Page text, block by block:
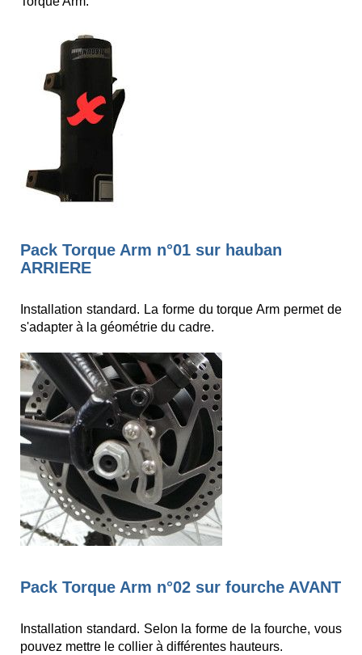
Pack Torque Arm n°01 sur hauban
ARRIERE
Installation standard. La forme du torque Arm permet de
s'adapter à la géométrie du cadre.
Pack Torque Arm n°02 sur fourche AVANT
Installation standard. Selon la forme de la fourche, vous
pouvez mettre le collier à différentes hauteurs.